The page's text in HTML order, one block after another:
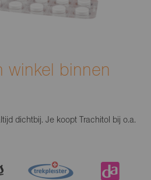
winkel binnen
dichtbij. Je koopt Trachitol bij o.a.